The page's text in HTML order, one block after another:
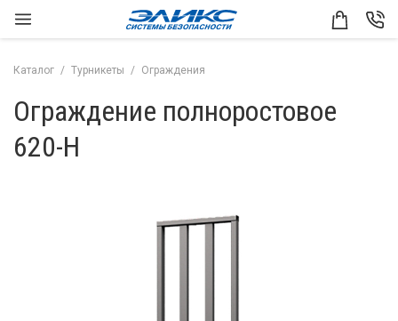
Каталог Турникеты Ограждения
Ограждение полноростовое
620-Н